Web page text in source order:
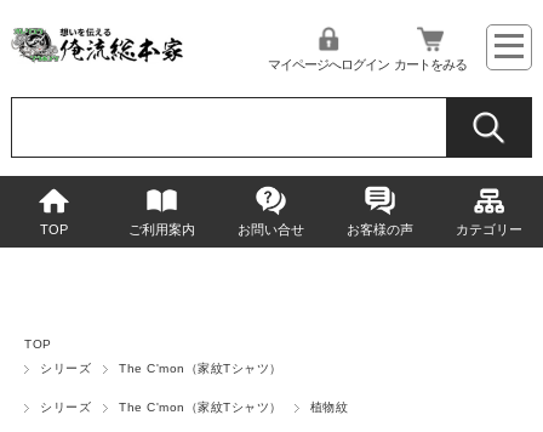
マイページへログイン カートをみる
TOP ご利用案内 お問い合せ お客様の声 カテゴリー
TOP
シリーズ
The C'mon（家紋Tシャツ）
シリーズ The C'mon（家紋Tシャツ） 植物紋